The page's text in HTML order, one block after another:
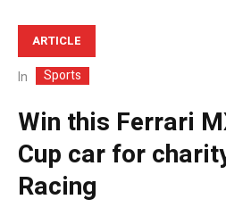
ARTICLE
In Sports
Win this Ferrari
Cup car for
Racing